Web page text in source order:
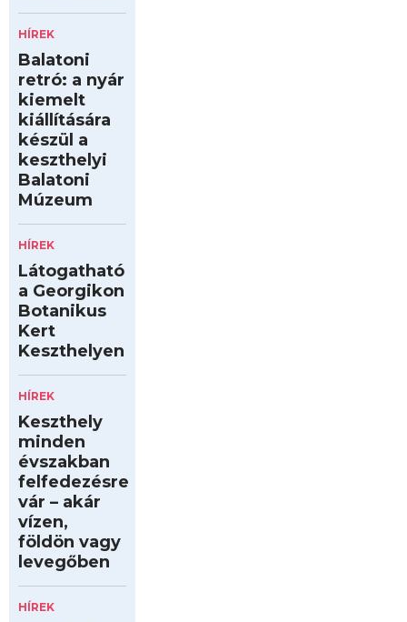
HÍREK
Balatoni
retró: a nyár
kiemelt
kiállítására
készül a
keszthelyi
Balatoni
Múzeum
HÍREK
Látogatható
a Georgikon
Botanikus
Kert
Keszthelyen
HÍREK
Keszthely
minden
évszakban
felfedezésre
vár – akár
vízen,
földön vagy
levegőben
HÍREK